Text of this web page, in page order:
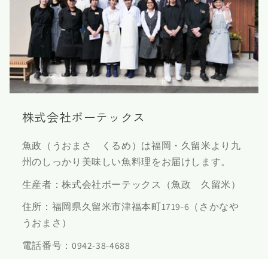
株式会社ボーテックス
魚政（うおまさ くるめ）は福岡・久留米より九
州のしっかり美味しい魚料理をお届けします。
生産者：株式会社ボーテックス（魚政 久留米）
住所：福岡県久留米市津福本町1719-6（さかなや
うおまさ）
電話番号：0942-38-4688